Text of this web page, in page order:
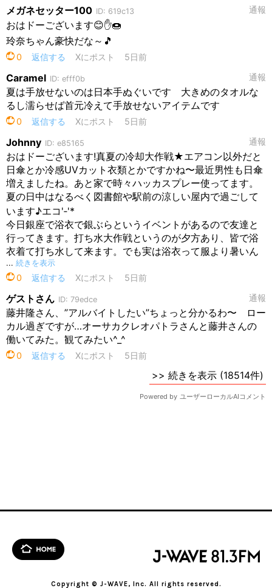
Copyright © J-WAVE, Inc. All rights reserved.